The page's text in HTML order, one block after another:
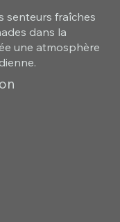
senteurs fraîches
dans la
une atmosphère